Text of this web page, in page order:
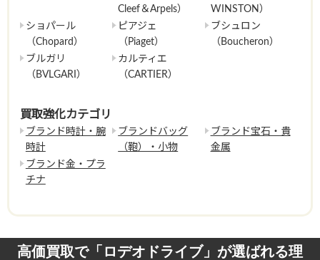
Cleef＆Arpels）
WINSTON）
ショパール
（Chopard）
ピアジェ
（Piaget）
ブシュロン
（Boucheron）
ブルガリ
（BVLGARI）
カルティエ
（CARTIER）
買取強化カテゴリ
ブランド時計・腕
時計
ブランドバッグ
（鞄）・小物
ブランド宝石・貴
金属
ブランド金・プラ
チナ
高価買取で「ロデオドライブ」が選ばれる理